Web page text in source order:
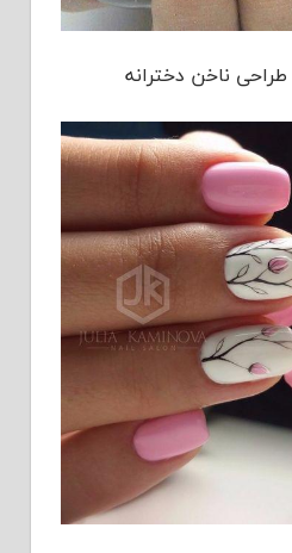
ناخن دخترانه